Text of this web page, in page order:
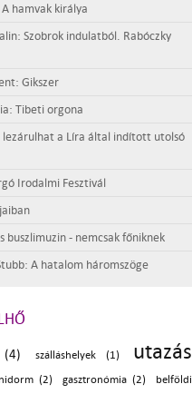
A hamvak királya
Szobrok indulatból. Rabóczky
Gikszer
Tibeti orgona
lezárulhat a Líra által indított utolsó
Irodalmi Fesztivál
buszlimuzin - nemcsak főniknek
A hatalom háromszöge
(4) szálláshelyek (1)
utazás
(2) gasztronómia (2)
belföldi